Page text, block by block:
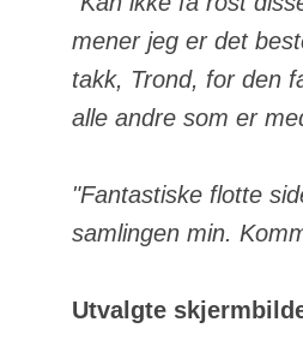
mener jeg er det
takk, Trond, for den
alle andre som er
"Fantastiske flotte
samlingen min.
Utvalgte